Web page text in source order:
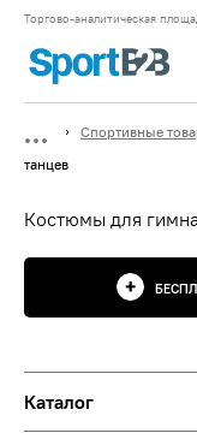
Торгово-аналитическая
Спортивные
танцев
Костюмы для
Каталог